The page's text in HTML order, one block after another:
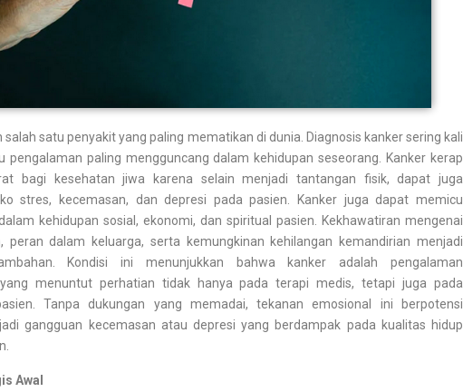
salah satu penyakit yang paling mematikan di dunia. Diagnosis kanker sering kali
pengalaman paling mengguncang dalam kehidupan seseorang. Kanker kerap
bagi kesehatan jiwa karena selain menjadi tantangan fisik, dapat juga
stres, kecemasan, dan depresi pada pasien. Kanker juga dapat memicu
kehidupan sosial, ekonomi, dan spiritual pasien. Kekhawatiran mengenai
peran dalam keluarga, serta kemungkinan kehilangan kemandirian menjadi
Kondisi ini menunjukkan bahwa kanker adalah pengalaman
menuntut perhatian tidak hanya pada terapi medis, tetapi juga pada
Tanpa dukungan yang memadai, tekanan emosional ini berpotensi
gangguan kecemasan atau depresi yang berdampak pada kualitas hidup
Awal